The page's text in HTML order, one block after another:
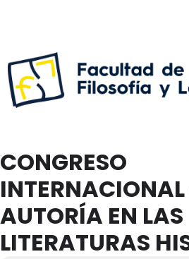
CONGRESO
AUTORÍA EN LAS
LITERATURAS